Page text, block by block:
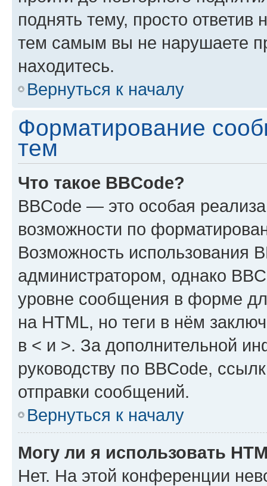
поднять тему, просто ответив
тем самым вы не нарушаете
находитесь.
Вернуться к началу
Форматирование
тем
Что такое BBCode?
BBCode — это особая
возможности по
Возможность использования
администратором, однако
уровне сообщения в форме
на HTML, но теги в нём
в < и >. За дополнительной
руководству по BBCode,
отправки сообщений.
Вернуться к началу
Могу ли я использовать
Нет. На этой конференции